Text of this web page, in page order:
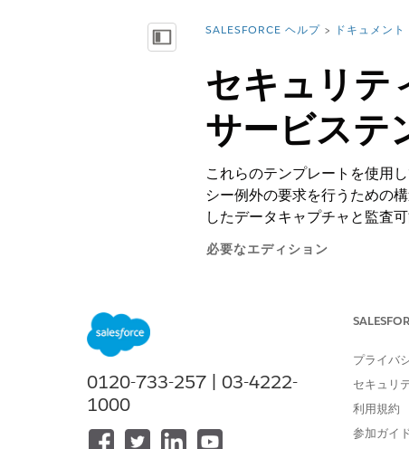
目次を表示詳細情報:
SALESFORCE ヘルプ ドキュメント
セキュリテ
サービステ
これらのテンプレートを使用
シー例外の要求を行うための
したデータキャプチャと監査
必要なエディション
使用可能なエディション:
このテンプレートをリリースし
セキュリティポリシーの例外の
このテンプレートをリリース
0120-733-257 | 03-4222-
1000
プライバ
セキュリ
利用規約
参加ガイ